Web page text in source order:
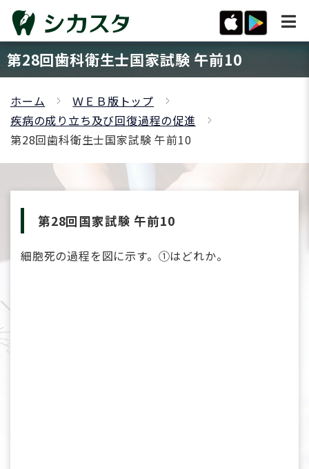
第28回歯科衛生士国家試験 午前10
ホーム
ＷＥＢ版トップ
疾病の成り立ち及び回復過程の促進
第28回歯科衛生士国家試験 午前10
第28回国家試験 午前10
細胞死の過程を図に示す。①はどれか。